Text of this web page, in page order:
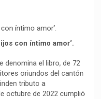
con íntimo amor’.
denomina el libro, de 72
oriundos del cantón
tributo a
octubre de 2022 cumplió